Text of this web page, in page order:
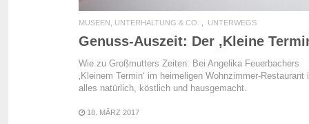
MUSEEN, UNTERHALTUNG & CO. UNTERWEGS
Genuss-Auszeit: Der ‚Kleine
Wie zu Großmutters Zeiten: Bei Angelika Feuerbachers
‚Kleinem Termin‘ im heimeligen Wohnzimmer-Restaurant
alles natürlich, köstlich und hausgemacht.
18. MÄRZ 2017